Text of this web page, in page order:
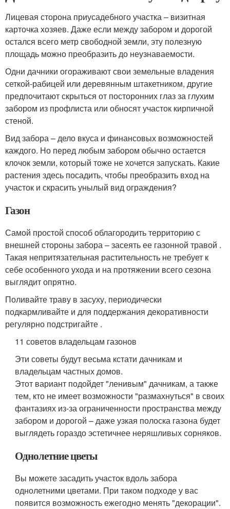
Лицевая сторона приусадебного участка – визитная
карточка хозяев. Даже если между забором и дорогой
остался всего метр свободной земли, эту полезную
площадь можно преобразить до неузнаваемости.
Одни дачники огораживают свои земельные владения
сеткой-рабицей или деревянным штакетником, другие
предпочитают скрыться от посторонних глаз за глухим
забором из профлиста или обносят участок кирпичной
стеной.
Вид забора – дело вкуса и финансовых возможностей
каждого. Но перед любым забором обычно остается
клочок земли, который тоже не хочется запускать. Какие
растения здесь посадить, чтобы преобразить вход на
участок и скрасить унылый вид ограждения?
Газон
Самой простой способ облагородить территорию с
внешней стороны забора – засеять ее газонной травой .
Такая непритязательная растительность не требует к
себе особенного ухода и на протяжении всего сезона
выглядит опрятно.
Поливайте траву в засуху, периодически
подкармливайте и для поддержания декоративности
регулярно подстригайте .
11 советов владельцам газонов
Эти советы будут весьма кстати дачникам и
владельцам частных домов.
Этот вариант подойдет "ленивым" дачникам, а также
тем, кто не имеет возможности "размахнуться" в своих
фантазиях из-за ограниченности пространства между
забором и дорогой – даже узкая полоска газона будет
выглядеть гораздо эстетичнее неряшливых сорняков.
Однолетние цветы
Вы можете засадить участок вдоль забора
однолетними цветами. При таком подходе у вас
появится возможность ежегодно менять "декорации".